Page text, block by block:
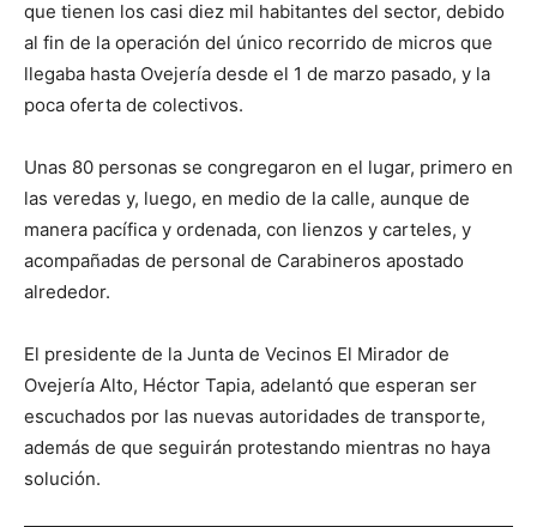
que tienen los casi diez mil habitantes del sector, debido
al fin de la operación del único recorrido de micros que
llegaba hasta Ovejería desde el 1 de marzo pasado, y la
poca oferta de colectivos.
Unas 80 personas se congregaron en el lugar, primero en
las veredas y, luego, en medio de la calle, aunque de
manera pacífica y ordenada, con lienzos y carteles, y
acompañadas de personal de Carabineros apostado
alrededor.
El presidente de la Junta de Vecinos El Mirador de
Ovejería Alto, Héctor Tapia, adelantó que esperan ser
escuchados por las nuevas autoridades de transporte,
además de que seguirán protestando mientras no haya
solución.